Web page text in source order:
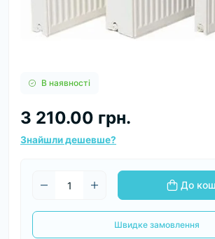
В наявності
3 210.00 грн.
Знайшли дешевше?
До
Швидке замовлення